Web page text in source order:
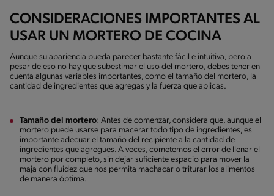
CONSIDERACIONES IMPORTANTES AL
USAR UN MORTERO DE COCINA
Aunque su apariencia pueda parecer bastante fácil e intuitiva, pero a
pesar de eso no hay que subestimar el uso del mortero, debes tener en
cuenta algunas variables importantes, como el tamaño del mortero, la
cantidad de ingredientes que agregas y la fuerza que aplicas.
Tamaño del mortero: Antes de comenzar, considera que, aunque el
mortero puede usarse para macerar todo tipo de ingredientes, es
importante adecuar el tamaño del recipiente a la cantidad de
ingredientes que agregues. A veces, cometemos el error de llenar el
mortero por completo, sin dejar suficiente espacio para mover la
maja con fluidez que nos permita machacar o triturar los alimentos
de manera óptima.